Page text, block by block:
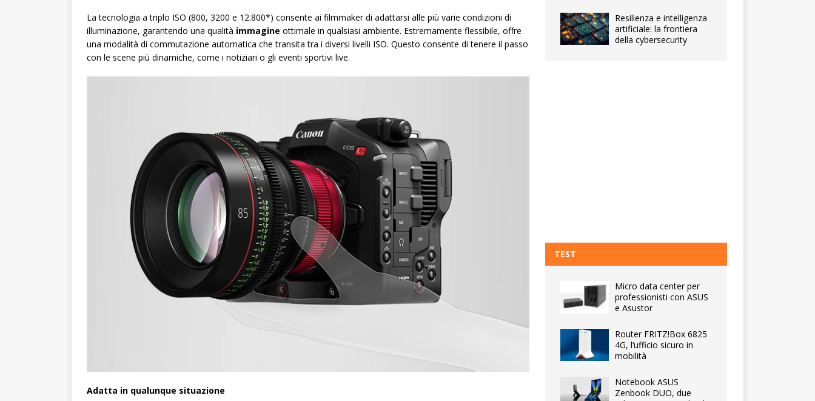
La tecnologia a triplo ISO (800, 3200 e 12.800*) consente ai filmmaker di adattarsi alle più varie condizioni di
illuminazione, garantendo una qualità immagine ottimale in qualsiasi ambiente. Estremamente flessibile, offre
una modalità di commutazione automatica che transita tra i diversi livelli ISO. Questo consente di tenere il passo
con le scene più dinamiche, come i notiziari o gli eventi sportivi live.
Adatta in qualunque situazione
Resilienza e intelligenza
artificiale: la frontiera
della cybersecurity
TEST
Micro data center per
professionisti con ASUS
e Asustor
Router FRITZ!Box 6825
4G, l’ufficio sicuro in
mobilità
Notebook ASUS
Zenbook DUO, due